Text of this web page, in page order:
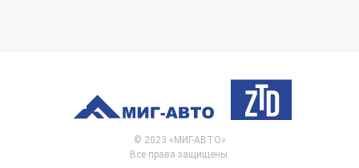
© 2023 «МИГ-АВТО»
Все права защищены.